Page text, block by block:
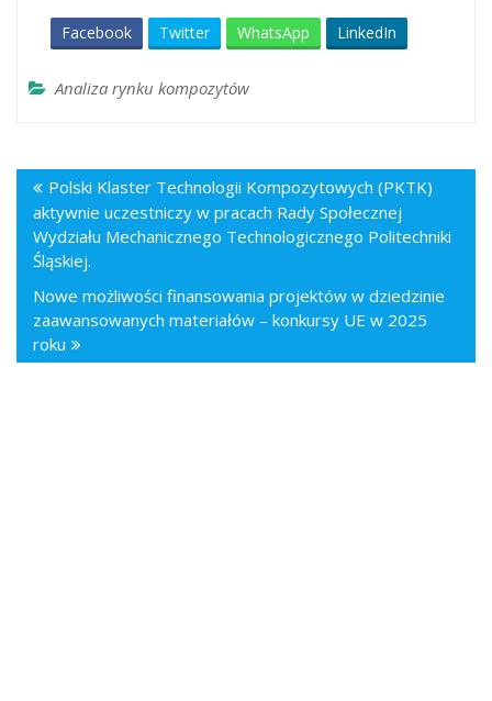
Facebook Twitter WhatsApp LinkedIn
Analiza rynku kompozytów
Polski Klaster Technologii Kompozytowych (PKTK)
aktywnie uczestniczy w pracach Rady Społecznej
Wydziału Mechanicznego Technologicznego Politechniki
Śląskiej.
Nowe możliwości finansowania projektów w dziedzinie
zaawansowanych materiałów – konkursy UE w 2025
roku